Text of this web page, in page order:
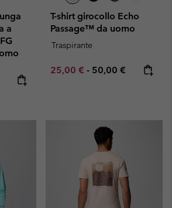
a
sale price:
Regular price:
T-shirt girocollo Echo
Passage™ da uomo
Traspirante
Minimum sale price:
25,00 € - Maximum price:
50,00 €